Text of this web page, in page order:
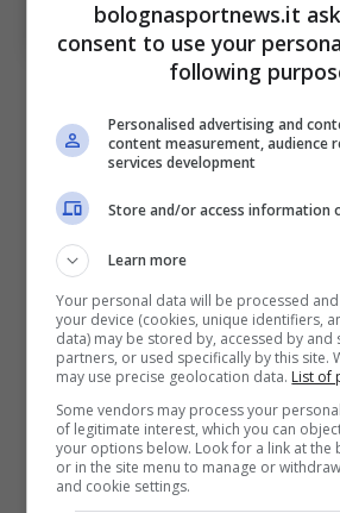
(Photo by Alessandro Sabattini/Getty
OneFootball; BolognaSportNews
Ci sarebbe poi un’occasione
Pobega, che potrebbe
complessa, che seppur a
potrebbe già essere scontro
posto Champions.
Per quanto riguarda invece
centrocampista scozzese,
Nessun infortunio per lui, ma
bolognasportnews.it
consent to use your
following
Personalised advertising and
content measurement, audience
services development
Store and/or access information
Learn more
Your personal data will be processed
your device (cookies, unique identifiers,
data) may be stored by, accessed by and
partners, or used specifically by this site.
may use precise geolocation data. List of
Some vendors may process your
of legitimate interest, which you can
your options below. Look for a link at the
or in the site menu to manage or
and cookie settings.